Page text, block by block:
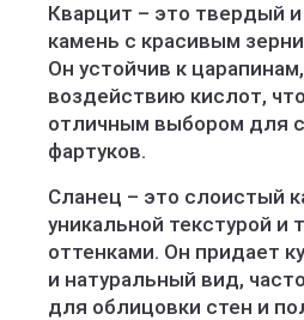
Кварцит – это твердый
камень с красивым
Он устойчив к
воздействию кислот,
отличным выбором для
фартуков.
Сланец – это слоистый
уникальной текстурой и
оттенками. Он придает
и натуральный вид,
для облицовки стен и